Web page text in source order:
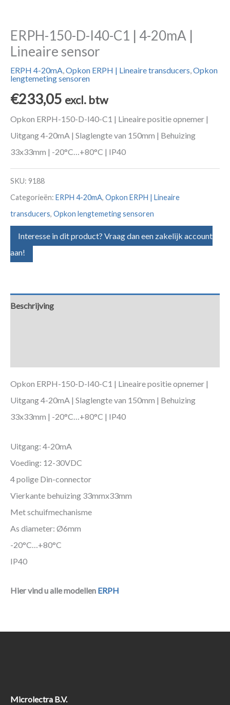
ERPH-150-D-I40-C1 | 4-20mA |
Lineaire sensor
ERPH 4-20mA,Opkon ERPH | Lineaire transducers,Opkon
lengtemeting sensoren
€233,05 excl. btw
Opkon ERPH-150-D-I40-C1 | Lineaire positie opnemer |
Uitgang 4-20mA | Slaglengte van 150mm | Behuizing
33x33mm | -20°C…+80°C | IP40
SKU: 9188
Categorieën: ERPH 4-20mA, Opkon ERPH | Lineaire
transducers, Opkon lengtemeting sensoren
Interesse in dit product? Vraag dan een zakelijk account
aan!
Beschrijving
Opkon ERPH-150-D-I40-C1 | Lineaire positie opnemer |
Uitgang 4-20mA | Slaglengte van 150mm | Behuizing
33x33mm | -20°C…+80°C | IP40
Uitgang: 4-20mA
Voeding: 12-30VDC
4 polige Din-connector
Vierkante behuizing 33mmx33mm
Met schuifmechanisme
As diameter: Ø6mm
-20°C…+80°C
IP40
Hier vind u alle modellen ERPH
Microlectra B.V.